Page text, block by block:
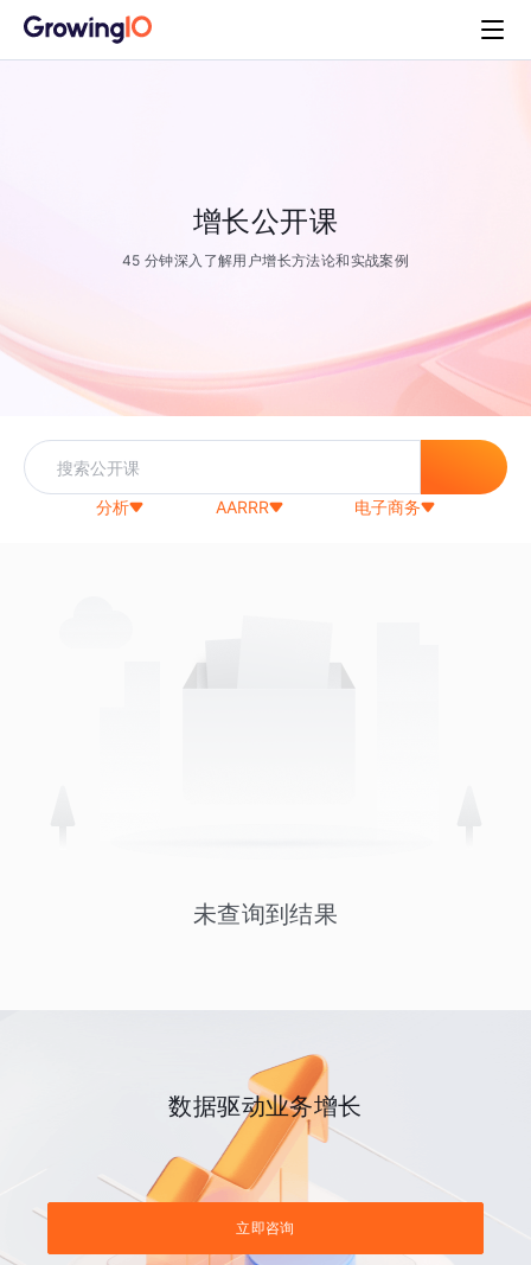
增长公开课
45 分钟深入了解用户增长方法论和实战案例
分析 AARRR 电子商务
未查询到结果
数据驱动业务增长
立即咨询